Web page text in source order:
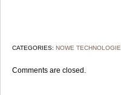
CATEGORIES: NOWE TECHNOLOGIE
Comments are closed.